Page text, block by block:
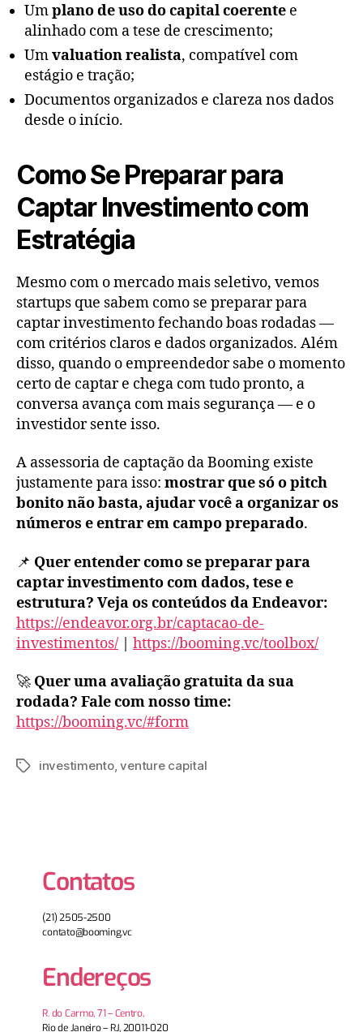
Umplano de uso do capital coerente e
alinhado com a tese de crescimento;
Umvaluation realista, compatível com
estágio e tração;
Documentos organizados e clareza nos dados
desde o início.
Como Se Preparar para
Captar Investimento com
Estratégia
Mesmo com o mercado mais seletivo, vemos
startups que sabem como se preparar para
captar investimento fechando boas rodadas —
com critérios claros e dados organizados. Além
disso, quando o empreendedor sabe o momento
certo de captar e chega com tudo pronto, a
conversa avança com mais segurança — e o
investidor sente isso.
A assessoria de captação da Booming existe
justamente para isso: mostrar que só o pitch
bonito não basta, ajudar você a organizar os
números e entrar em campo preparado.
📌 Quer entender como se preparar para
captar investimento com dados, tese e
estrutura? Veja os conteúdos da Endeavor:
https://endeavor.org.br/captacao-de-
investimentos/ | https://booming.vc/toolbox/
🚀 Quer uma avaliação gratuita da sua
rodada? Fale com nosso time:
https://booming.vc/#form
investimento,venture capital
Contatos
(21) 2505-2500
contato@booming.vc
Endereços
R. do Carmo, 71 – Centro,
Rio de Janeiro – RJ, 20011-020